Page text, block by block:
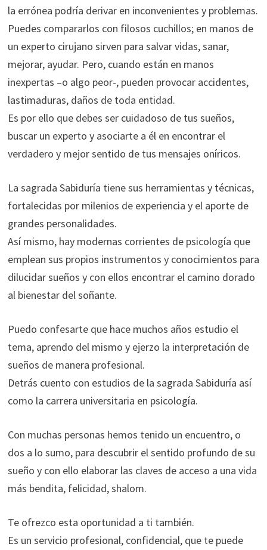
la errónea podría derivar en inconvenientes y problemas.
Puedes compararlos con filosos cuchillos; en manos de
un experto cirujano sirven para salvar vidas, sanar,
mejorar, ayudar. Pero, cuando están en manos
inexpertas –o algo peor-, pueden provocar accidentes,
lastimaduras, daños de toda entidad.
Es por ello que debes ser cuidadoso de tus sueños,
buscar un experto y asociarte a él en encontrar el
verdadero y mejor sentido de tus mensajes oníricos.
La sagrada Sabiduría tiene sus herramientas y técnicas,
fortalecidas por milenios de experiencia y el aporte de
grandes personalidades.
Así mismo, hay modernas corrientes de psicología que
emplean sus propios instrumentos y conocimientos para
dilucidar sueños y con ellos encontrar el camino dorado
al bienestar del soñante.
Puedo confesarte que hace muchos años estudio el
tema, aprendo del mismo y ejerzo la interpretación de
sueños de manera profesional.
Detrás cuento con estudios de la sagrada Sabiduría así
como la carrera universitaria en psicología.
Con muchas personas hemos tenido un encuentro, o
dos a lo sumo, para descubrir el sentido profundo de su
sueño y con ello elaborar las claves de acceso a una vida
más bendita, felicidad, shalom.
Te ofrezco esta oportunidad a ti también.
Es un servicio profesional, confidencial, que te puede